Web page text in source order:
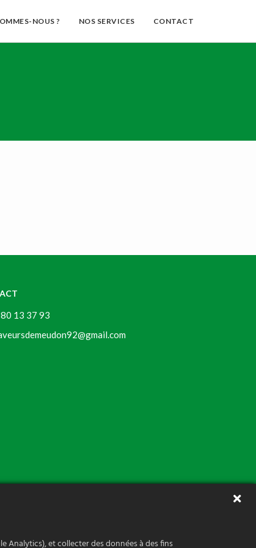
NOUS ? NOS SERVICES CONTACT
13 37 93
Analytics), et collecter des données à des fins